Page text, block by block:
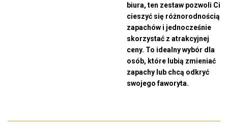
biura, ten zestaw pozwoli Ci
cieszyć się różnorodnością
zapachów i jednocześnie
skorzystać z atrakcyjnej
ceny. To idealny wybór dla
osób, które lubią zmieniać
zapachy lub chcą odkryć
swojego faworyta.